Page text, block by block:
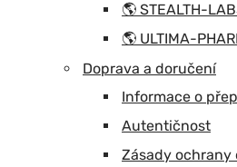
🌎 STEALTH-
🌎 ULTIMA-
Doprava a doručení
Informace o
Autentičnost
Zásady ochrany